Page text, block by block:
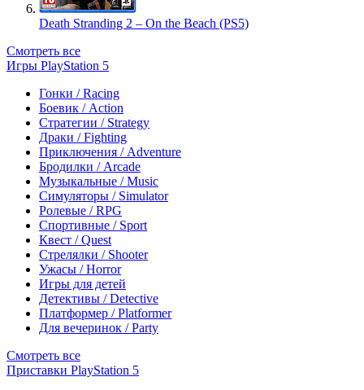
Death Stranding 2 – On the Beach (PS5)
Смотреть все
Игры PlayStation 5
Гонки / Racing
Боевик / Action
Стратегии / Strategy
Драки / Fighting
Приключения / Adventure
Бродилки / Arcade
Музыкальные / Music
Симуляторы / Simulator
Ролевые / RPG
Спортивные / Sport
Квест / Quest
Стрелялки / Shooter
Ужасы / Horror
Игры для детей
Детективы / Detective
Платформер / Platformer
Для вечеринок / Party
Смотреть все
Приставки PlayStation 5